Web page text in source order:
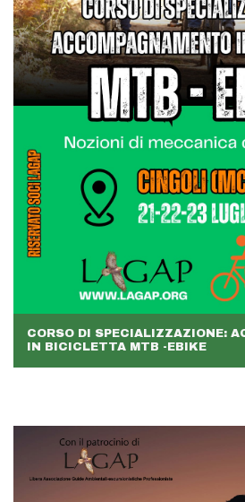
CORSO DI SPECIALIZZAZIONE:
IN BICICLETTA MTB -EBIKE